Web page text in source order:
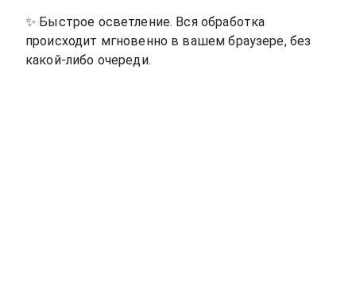
✨ Быстрое осветление. Вся обработка
происходит мгновенно в вашем браузере, без
какой-либо очереди.